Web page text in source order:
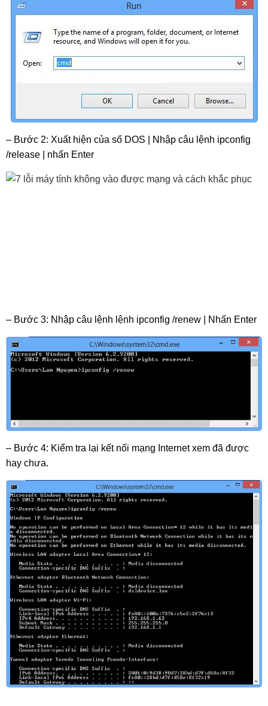
– Bước 2: Xuất hiện của sổ DOS | Nhập câu lệnh ipconfig
/release | nhấn Enter
– Bước 3: Nhập câu lệnh lệnh ipconfig /renew | Nhấn Enter
– Bước 4: Kiểm tra lại kết nối mạng Internet xem đã được
hay chưa.